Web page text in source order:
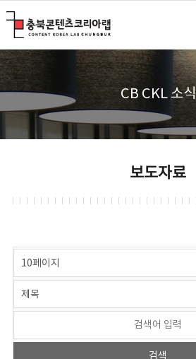
CB CKL 소식
보도자료